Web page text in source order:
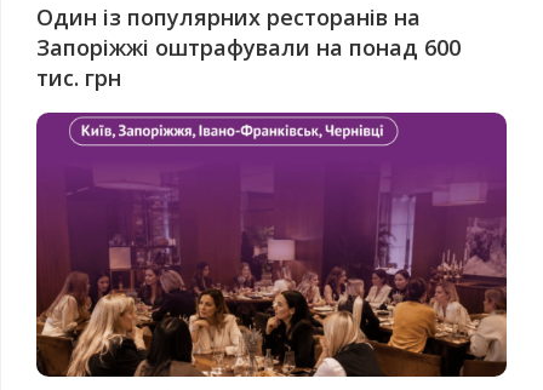
Один із популярних ресторанів на
Запоріжжі оштрафували на понад 600
тис. грн